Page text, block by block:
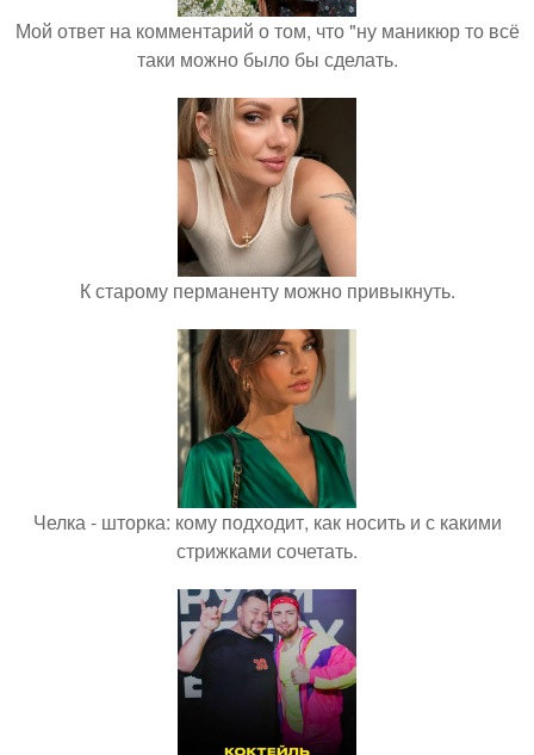
Мой ответ на комментарий о том, что "ну маникюр то всё
таки можно было бы сделать.
К старому перманенту можно привыкнуть.
Челка - шторка: кому подходит, как носить и с какими
стрижками сочетать.